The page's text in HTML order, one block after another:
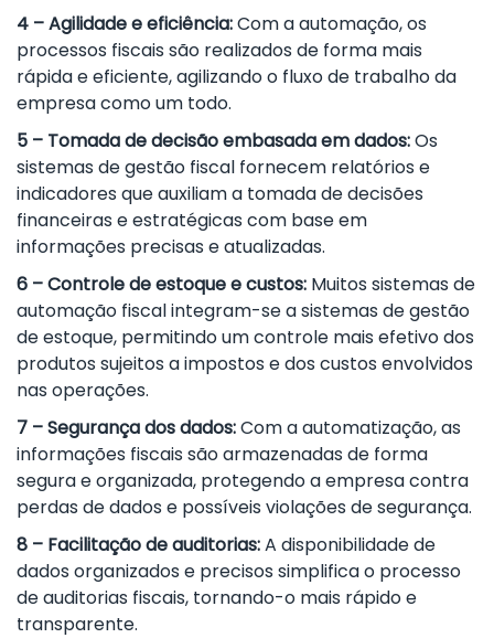
4 – Agilidade e eficiência:Com a automação, os
processos fiscais são realizados de forma mais
rápida e eficiente, agilizando o fluxo de trabalho da
empresa como um todo.
5 – Tomada de decisão embasada em dados:Os
sistemas de gestão fiscal fornecem relatórios e
indicadores que auxiliam a tomada de decisões
financeiras e estratégicas com base em
informações precisas e atualizadas.
6 – Controle de estoque e custos: Muitos sistemas de
automação fiscal integram-se a sistemas de gestão
de estoque, permitindo um controle mais efetivo dos
produtos sujeitos a impostos e dos custos envolvidos
nas operações.
7 – Segurança dos dados:Com a automatização, as
informações fiscais são armazenadas de forma
segura e organizada, protegendo a empresa contra
perdas de dados e possíveis violações de segurança.
8 – Facilitação de auditorias:A disponibilidade de
dados organizados e precisos simplifica o processo
de auditorias fiscais, tornando-o mais rápido e
transparente.